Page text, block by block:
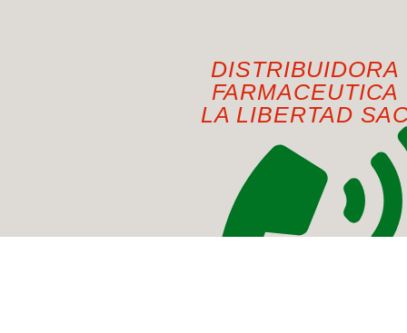
DISTRIBUIDORA
FARMACEUTICA
LA LIBERTAD